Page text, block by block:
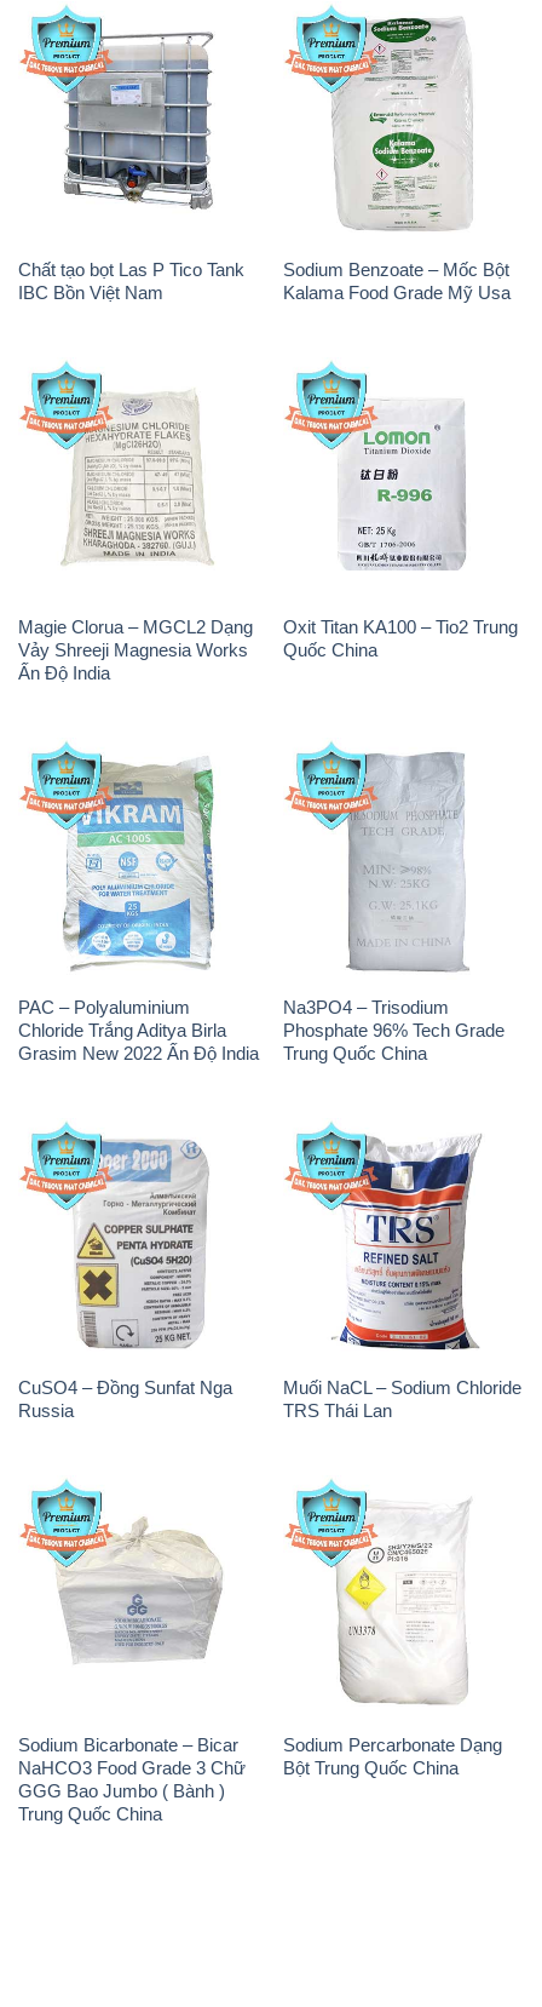
Chất tạo bọt Las P Tico Tank
IBC Bồn Việt Nam
Sodium Benzoate – Mốc Bột
Kalama Food Grade Mỹ Usa
Magie Clorua – MGCL2 Dạng
Vảy Shreeji Magnesia Works
Ấn Độ India
Oxit Titan KA100 – Tio2 Trung
Quốc China
PAC – Polyaluminium
Chloride Trắng Aditya Birla
Grasim New 2022 Ấn Độ India
Na3PO4 – Trisodium
Phosphate 96% Tech Grade
Trung Quốc China
CuSO4 – Đồng Sunfat Nga
Russia
Muối NaCL – Sodium Chloride
TRS Thái Lan
Sodium Bicarbonate – Bicar
NaHCO3 Food Grade 3 Chữ
GGG Bao Jumbo ( Bành )
Trung Quốc China
Sodium Percarbonate Dạng
Bột Trung Quốc China